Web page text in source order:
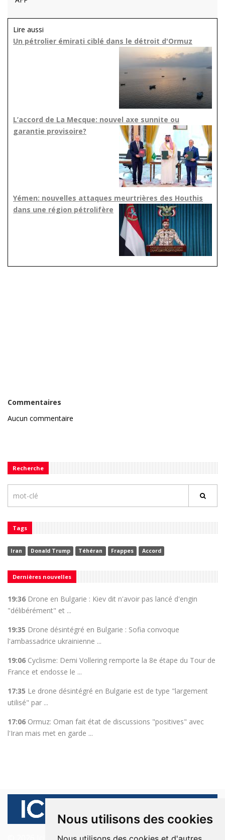
Nous utilisons des cookies
Lire aussi
Un pétrolier émirati ciblé dans le détroit d'Ormuz
L’accord de La Mecque: nouvel axe sunnite ou
garantie provisoire?
Yémen: nouvelles attaques meurtrières des Houthis
dans une région pétrolifère
Commentaires
Aucun commentaire
Recherche
Tags
Iran Donald Trump Téhéran Frappes Accord
Dernières nouvelles
19:36 Drone en Bulgarie : Kiev dit n'avoir pas lancé d'engin
"délibérément" et ...
19:35 Drone désintégré en Bulgarie : Sofia convoque
l'ambassadrice ukrainienne ...
19:06 Cyclisme: Demi Vollering remporte la 8e étape du Tour de
France et endosse le ...
17:35 Le drone désintégré en Bulgarie est de type "largement
utilisé" par ...
17:06 Ormuz: Oman fait état de discussions "positives" avec
l'Iran mais met en garde ...